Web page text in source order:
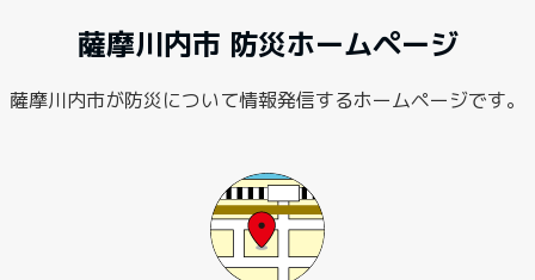
薩摩川内市 防災ホームページ
薩摩川内市が防災について情報発信するホームページです。